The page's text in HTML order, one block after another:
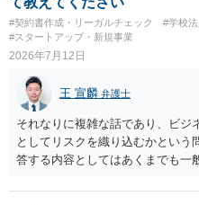
権や不正競争防止法上の問題が生
が認められる場合は、著作権も別
やプレゼントでも、著作権侵害は
日本の商標権は原則として日本国
売する場合は、販売国の商標・意
の作家の例は、許諾を得ている、
ない、又は単に権利行使されて
す。他人が販売していることだけ
#契約書作成・リーガルチェック #学校法
#スタートアップ・新規事業
2026年7月12日
王 宣麟 弁護士
それなりに複雑な話であり、ビジ
としてリスクを織り込むかという
答する内容としてはあくまでも一
授業・言語コーチング」と明確に